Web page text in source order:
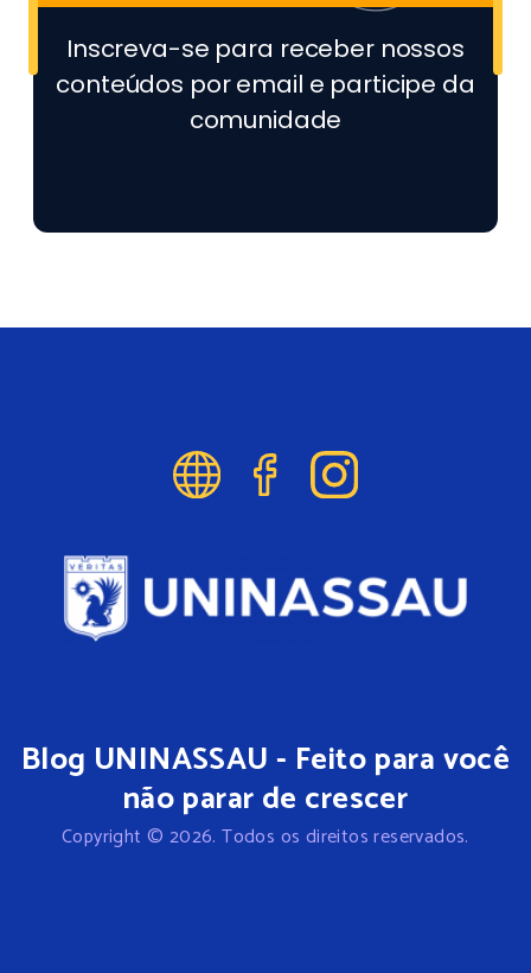
Inscreva-se para receber nossos
conteúdos por email e participe da
comunidade
Blog UNINASSAU - Feito para você
não parar de crescer
Copyright © 2026. Todos os direitos reservados.